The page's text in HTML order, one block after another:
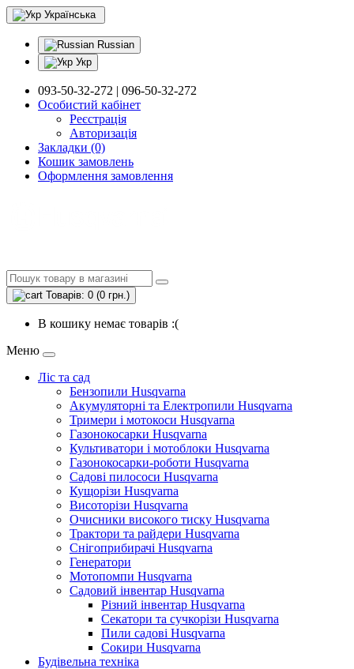
Українська
Russian
Укр
093-50-32-272 | 096-50-32-272
Особистий кабінет
Реєстрація
Авторизація
Закладки (0)
Кошик замовлень
Оформлення замовлення
Товарів: 0 (0 грн.)
В кошику немає товарів :(
Меню
Ліс та сад
Бензопили Husqvarna
Акумуляторні та Електропили Husqvarna
Тримери і мотокоси Husqvarna
Газонокосарки Husqvarna
Культиватори і мотоблоки Husqvarna
Газонокосарки-роботи Husqvarna
Садові пилососи Husqvarna
Кущорізи Husqvarna
Висоторізи Husqvarna
Очисники високого тиску Husqvarna
Трактори та райдери Husqvarna
Снігоприбирачі Husqvarna
Генератори
Мотопомпи Husqvarna
Садовий інвентар Husqvarna
Різний інвентар Husqvarna
Секатори та сучкорізи Husqvarna
Пили садові Husqvarna
Сокири Husqvarna
Будівельна техніка